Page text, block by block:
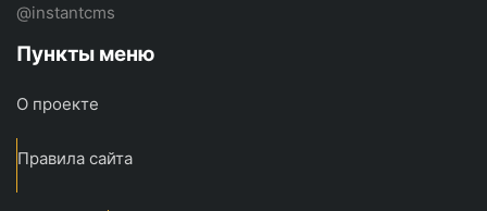
@instantcms
Пункты меню
О проекте
Правила сайта